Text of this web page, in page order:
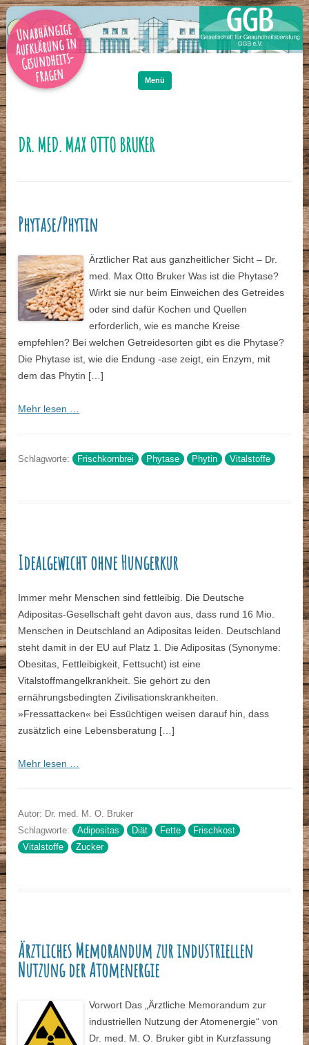
Unabhängige
Aufklärung in
Gesundheits-
fragen Menü
DR. MED. MAX OTTO BRUKER
Phytase/Phytin
Ärztlicher Rat aus ganzheitlicher Sicht – Dr.
med. Max Otto Bruker Was ist die Phytase?
Wirkt sie nur beim Einweichen des Getreides
oder sind dafür Kochen und Quellen
erforderlich, wie es manche Kreise
empfehlen? Bei welchen Getreidesorten gibt es die Phytase?
Die Phytase ist, wie die Endung -ase zeigt, ein Enzym, mit
dem das Phytin […]
Mehr lesen …
Schlagworte: Frischkornbrei Phytase Phytin Vitalstoffe
Idealgewicht ohne Hungerkur
Immer mehr Menschen sind fettleibig. Die Deutsche
Adipositas-Gesellschaft geht davon aus, dass rund 16 Mio.
Menschen in Deutschland an Adipositas leiden. Deutschland
steht damit in der EU auf Platz 1. Die Adipositas (Synonyme:
Obesitas, Fettleibigkeit, Fettsucht) ist eine
Vitalstoffmangelkrankheit. Sie gehört zu den
ernährungsbedingten Zivilisationskrankheiten.
»Fressattacken« bei Essüchtigen weisen darauf hin, dass
zusätzlich eine Lebensberatung […]
Mehr lesen …
Autor: Dr. med. M. O. Bruker
Schlagworte: Adipositas Diät Fette
Frischkost
Vitalstoffe
Zucker
Ärztliches Memorandum zur industriellen
Nutzung der Atomenergie
Vorwort Das „Ärztliche Memorandum zur
industriellen Nutzung der Atomenergie“ von
Dr. med. M. O. Bruker gibt in Kurzfassung